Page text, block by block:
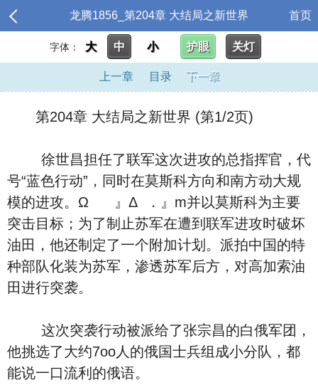
龙腾1856_第204章 大结局之新世界 首页
字体： 大 中 小 护眼 关灯
上一章 目录 下一章
第204章 大结局之新世界 (第1/2页)
徐世昌担任了联军这次进攻的总指挥官，代
号“蓝色行动”，同时在莫斯科方向和南方动大规
模的进攻。Ω 』Δ ．』m并以莫斯科为主要
突击目标；为了制止苏军在遭到联军进攻时破坏
油田，他还制定了一个附加计划。派拍中国的特
种部队化装为苏军，渗透苏军后方，对高加索油
田进行突袭。
这次突袭行动被派给了张宗昌的白俄军团，
他挑选了大约7oo人的俄国士兵组成小分队，都
能说一口流利的俄语。